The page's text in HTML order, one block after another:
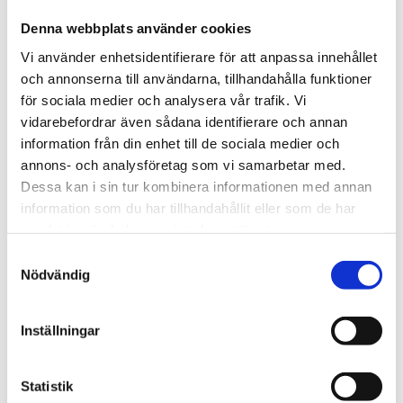
Denna webbplats använder cookies
Vi använder enhetsidentifierare för att anpassa innehållet
och annonserna till användarna, tillhandahålla funktioner
för sociala medier och analysera vår trafik. Vi
vidarebefordrar även sådana identifierare och annan
information från din enhet till de sociala medier och
annons- och analysföretag som vi samarbetar med.
Dessa kan i sin tur kombinera informationen med annan
information som du har tillhandahållit eller som de har
Nödvändig
Inställningar
Statistik
Lägg till i favoriter
POPULÄRAST!
Lägg